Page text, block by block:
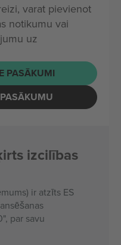
varat pievienot
notikumu vai
uz
PASĀKUMI
izcilības
ir atzīts ES
par savu